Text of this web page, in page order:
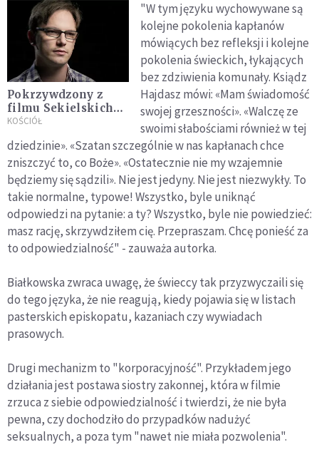
Pokrzywdzony z
filmu Sekielskich
apeluje do
mój Kościół oczyścił
się z przestępców
KOŚCIÓŁ
"W tym języku wychowywane są
kolejne pokolenia kapłanów
mówiących bez refleksji i kolejne
pokolenia świeckich, łykających
bez zdziwienia komunały. Ksiądz
Hajdasz mówi: «Mam świadomość
swojej grzeszności». «Walczę ze
swoimi słabościami również w tej
dziedzinie». «Szatan szczególnie w nas kapłanach chce
zniszczyć to, co Boże». «Ostatecznie nie my wzajemnie
będziemy się sądzili». Nie jest jedyny. Nie jest niezwykły. To
takie normalne, typowe! Wszystko, byle uniknąć
odpowiedzi na pytanie: a ty? Wszystko, byle nie powiedzieć:
masz rację, skrzywdziłem cię. Przepraszam. Chcę ponieść za
to odpowiedzialność" - zauważa autorka.
Białkowska zwraca uwagę, że świeccy tak przyzwyczaili się
do tego języka, że nie reagują, kiedy pojawia się w listach
pasterskich episkopatu, kazaniach czy wywiadach
prasowych.
Drugi mechanizm to "korporacyjność". Przykładem jego
działania jest postawa siostry zakonnej, która w filmie
zrzuca z siebie odpowiedzialność i twierdzi, że nie była
pewna, czy dochodziło do przypadków nadużyć
seksualnych, a poza tym "nawet nie miała pozwolenia".